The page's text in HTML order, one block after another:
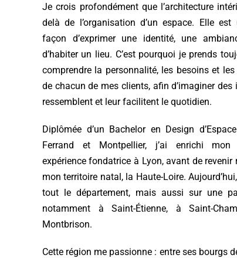
Je crois profondément que l’architecture
delà de l’organisation d’un espace. Elle
façon d’exprimer une identité, une
d’habiter un lieu. C’est pourquoi je prends
comprendre la personnalité, les besoins et
de chacun de mes clients, afin d’imaginer des
ressemblent et leur facilitent le quotidien.
Diplômée d’un Bachelor en Design
Ferrand et Montpellier, j’ai enrichi mon
expérience fondatrice à Lyon, avant de revenir
mon territoire natal, la Haute-Loire.
tout le département, mais aussi sur une
notamment à Saint-Étienne, à Saint-
Montbrison.
Cette région me passionne : entre ses bourgs